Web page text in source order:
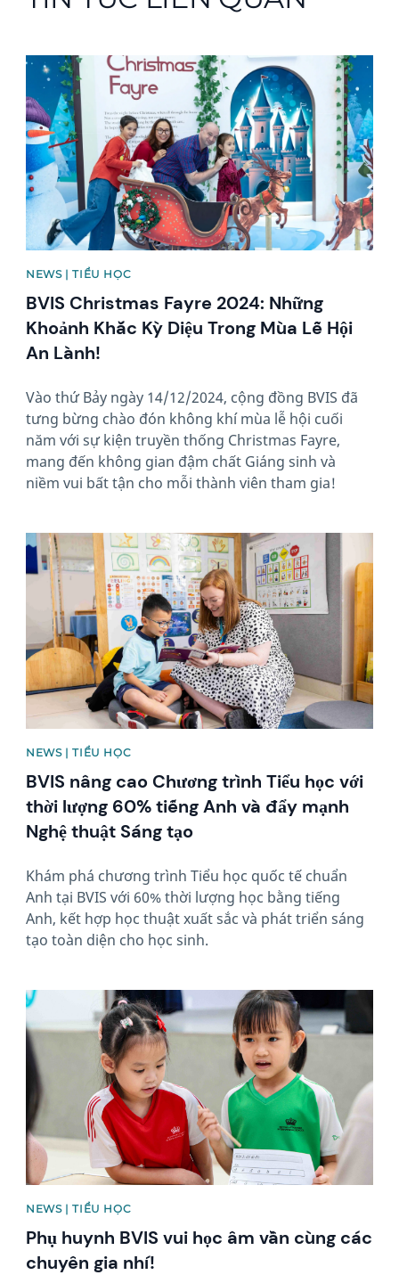
News image
NEWS | TIỂU HỌC
BVIS Christmas Fayre 2024: Những
Khoảnh Khắc Kỳ Diệu Trong Mùa Lễ Hội
An Lành!
Vào thứ Bảy ngày 14/12/2024, cộng đồng BVIS đã
tưng bừng chào đón không khí mùa lễ hội cuối
năm với sự kiện truyền thống Christmas Fayre,
mang đến không gian đậm chất Giáng sinh và
niềm vui bất tận cho mỗi thành viên tham gia!
News image
NEWS | TIỂU HỌC
BVIS nâng cao Chương trình Tiểu học với
thời lượng 60% tiếng Anh và đẩy mạnh
Nghệ thuật Sáng tạo
Khám phá chương trình Tiểu học quốc tế chuẩn
Anh tại BVIS với 60% thời lượng học bằng tiếng
Anh, kết hợp học thuật xuất sắc và phát triển sáng
tạo toàn diện cho học sinh.
News image
NEWS | TIỂU HỌC
Phụ huynh BVIS vui học âm vần cùng các
chuyên gia nhí!